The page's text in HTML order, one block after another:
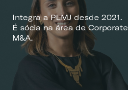
Integra a PLMJ desde 2021.
É sócia na área de Corporate
M&A.